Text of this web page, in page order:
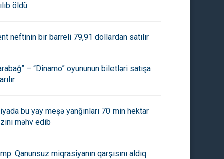
öldü
neftinin bir barreli 79,91 dollardan satılır
– “Dinamo” oyununun biletləri satışa
bu yay meşə yanğınları 70 min hektar
məhv edib
Qanunsuz miqrasiyanın qarşısını aldıq